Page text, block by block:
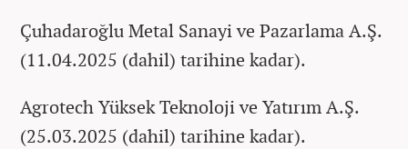
Çuhadaroğlu Metal Sanayi ve Pazarlama A.Ş.
(11.04.2025 (dahil) tarihine kadar).
Agrotech Yüksek Teknoloji ve Yatırım A.Ş.
(25.03.2025 (dahil) tarihine kadar).